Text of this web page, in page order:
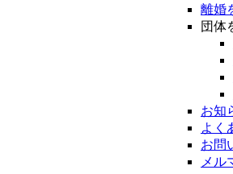
離婚
団体
お知
よく
お問
メル